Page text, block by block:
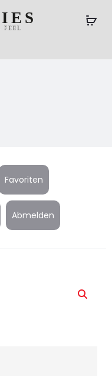
Favoriten
Abmelden